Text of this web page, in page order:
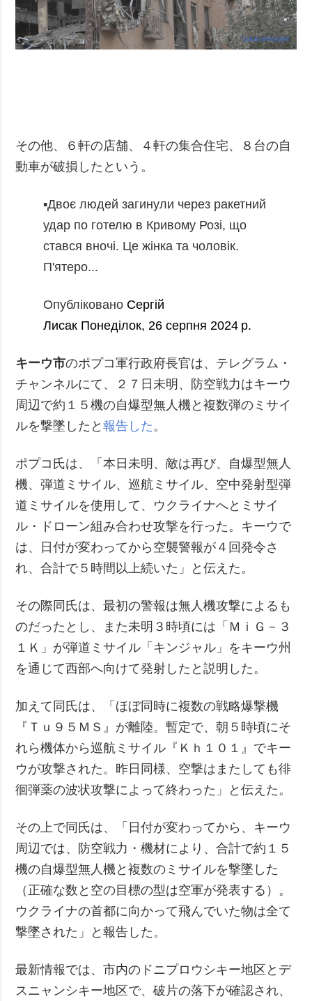
その他、６軒の店舗、４軒の集合住宅、８台の自
動車が破損したという。
▪️Двоє людей загинули через ракетний
удар по готелю в Кривому Розі, що
стався вночі. Це жінка та чоловік.
П'ятеро...
Опубліковано Сергій
Лисак Понеділок, 26 серпня 2024 р.
キーウ市のポプコ軍行政府長官は、テレグラム・
チャンネルにて、２７日未明、防空戦力はキーウ
周辺で約１５機の自爆型無人機と複数弾のミサイ
ルを撃墜したと報告した。
ポプコ氏は、「本日未明、敵は再び、自爆型無人
機、弾道ミサイル、巡航ミサイル、空中発射型弾
道ミサイルを使用して、ウクライナへとミサイ
ル・ドローン組み合わせ攻撃を行った。キーウで
は、日付が変わってから空襲警報が４回発令さ
れ、合計で５時間以上続いた」と伝えた。
その際同氏は、最初の警報は無人機攻撃によるも
のだったとし、また未明３時頃には「ＭｉＧ－３
１Ｋ」が弾道ミサイル「キンジャル」をキーウ州
を通じて西部へ向けて発射したと説明した。
加えて同氏は、「ほぼ同時に複数の戦略爆撃機
『Ｔｕ９５ＭＳ』が離陸。暫定で、朝５時頃にそ
れら機体から巡航ミサイル『Ｋｈ１０１』でキー
ウが攻撃された。昨日同様、空撃はまたしても徘
徊弾薬の波状攻撃によって終わった」と伝えた。
その上で同氏は、「日付が変わってから、キーウ
周辺では、防空戦力・機材により、合計で約１５
機の自爆型無人機と複数のミサイルを撃墜した
（正確な数と空の目標の型は空軍が発表する）。
ウクライナの首都に向かって飛んでいた物は全て
撃墜された」と報告した。
最新情報では、市内のドニプロウシキー地区とデ
スニャンシキー地区で、破片の落下が確認され、